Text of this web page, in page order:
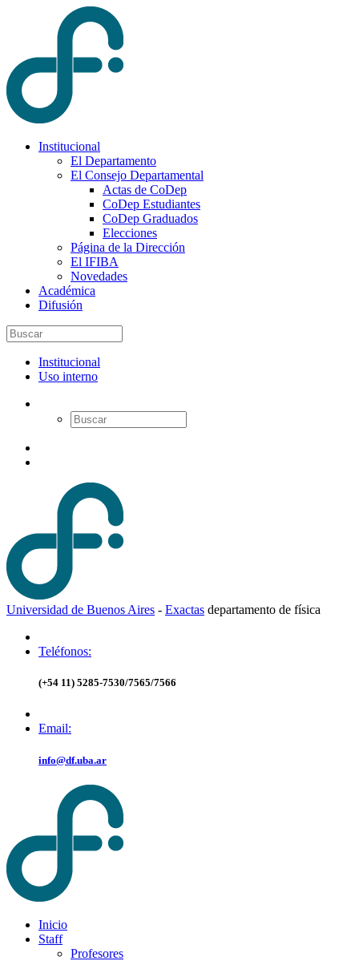
Institucional
El Departamento
El Consejo Departamental
Actas de CoDep
CoDep Estudiantes
CoDep Graduados
Elecciones
Página de la Dirección
El IFIBA
Novedades
Académica
Difusión
Institucional
Uso interno
Universidad de Buenos Aires - Exactas departamento de física
Teléfonos:
(+54 11) 5285-7530/7565/7566
Email:
info@df.uba.ar
Inicio
Staff
Profesores